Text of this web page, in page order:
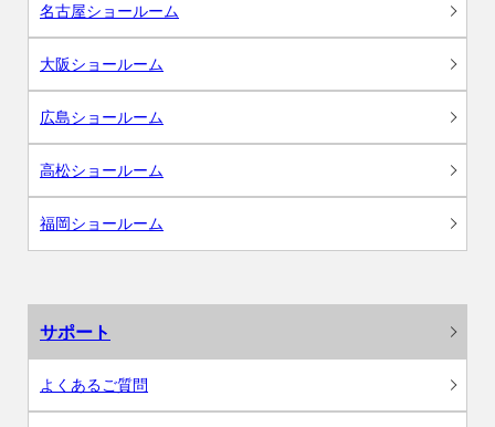
名古屋ショールーム
大阪ショールーム
広島ショールーム
高松ショールーム
福岡ショールーム
サポート
よくあるご質問